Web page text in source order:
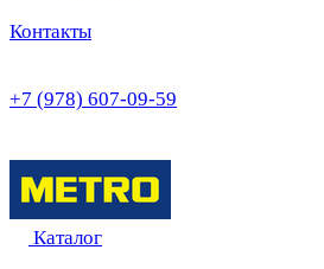
Контакты
+7 (978) 607-09-59
Каталог